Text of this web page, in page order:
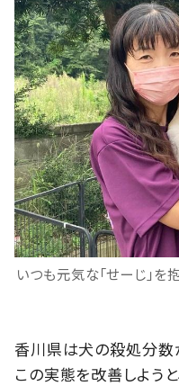
いつも元気な「せーじ」を
香川県は犬の殺処分数
この実態を改善しよう